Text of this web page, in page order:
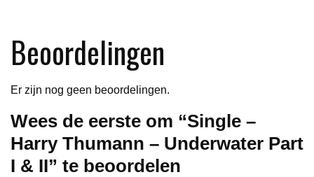
&
IIBeoordelingen
Er zijn nog geen beoordelingen.
Wees de eerste om “Single –
Harry Thumann – Underwater Part
I & II” te beoordelen